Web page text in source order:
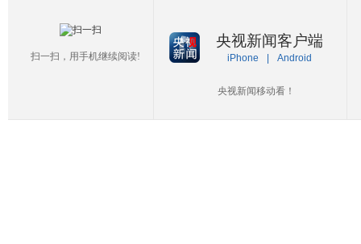
扫一扫，用手机继续阅读!
央视新闻客户端
iPhone Android
央视新闻移动看！